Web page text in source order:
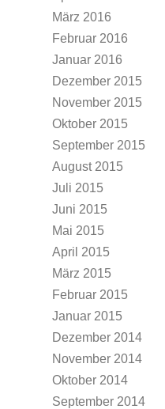
März 2016
Februar 2016
Januar 2016
Dezember 2015
November 2015
Oktober 2015
September 2015
August 2015
Juli 2015
Juni 2015
Mai 2015
April 2015
März 2015
Februar 2015
Januar 2015
Dezember 2014
November 2014
Oktober 2014
September 2014